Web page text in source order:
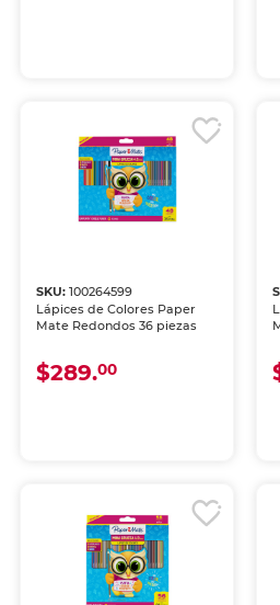
SKU:100264599
Lápices de Colores Paper
Mate Redondos 36 piezas
$289.00